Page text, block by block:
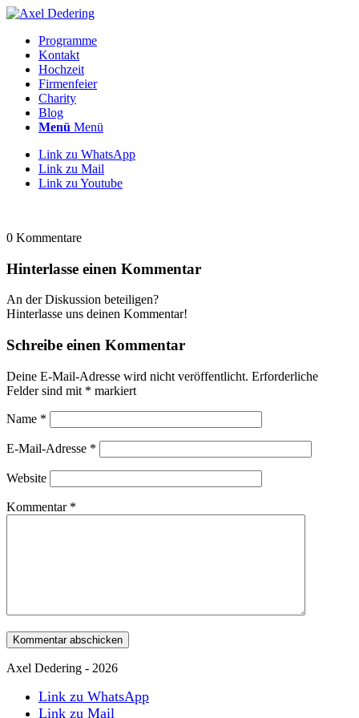
Programme
Kontakt
Hochzeit
Firmenfeier
Charity
Blog
Menü Menü
Link zu WhatsApp
Link zu Mail
Link zu Youtube
0 Kommentare
Hinterlasse einen Kommentar
An der Diskussion beteiligen?
Hinterlasse uns deinen Kommentar!
Schreibe einen Kommentar
Deine E-Mail-Adresse wird nicht veröffentlicht. Erforderliche
Felder sind mit * markiert
Name *
E-Mail-Adresse *
Website
Kommentar *
Axel Dedering - 2026
Link zu WhatsApp
Link zu Mail